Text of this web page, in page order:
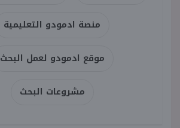
منصة ادمودو التعليمية
موقع ادمودو لعمل البحث
مشروعات البحث